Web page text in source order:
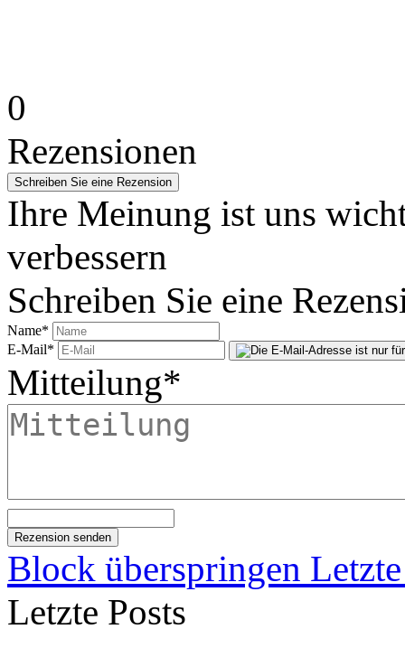
0
Rezensionen
Ihre Meinung ist uns
verbessern
Schreiben Sie eine
Name*
E-Mail*
Mitteilung*
Block überspringen
Letzte Posts